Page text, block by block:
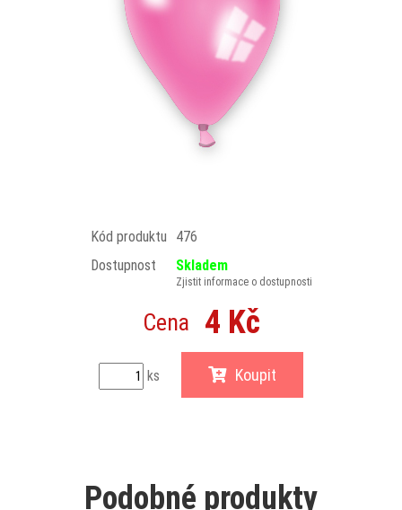
Kód produktu
476
Dostupnost
Skladem
Zjistit informace o dostupnosti
Cena 4 Kč
ks Koupit
Podobné produkty